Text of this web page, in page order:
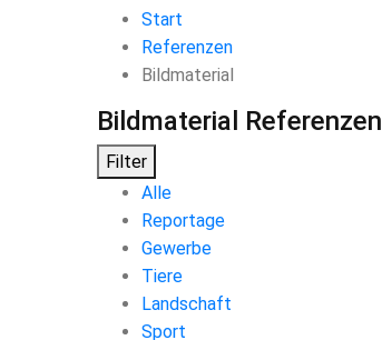
Start
Referenzen
Bildmaterial
Bildmaterial Referenzen
Filter
Alle
Reportage
Gewerbe
Tiere
Landschaft
Sport